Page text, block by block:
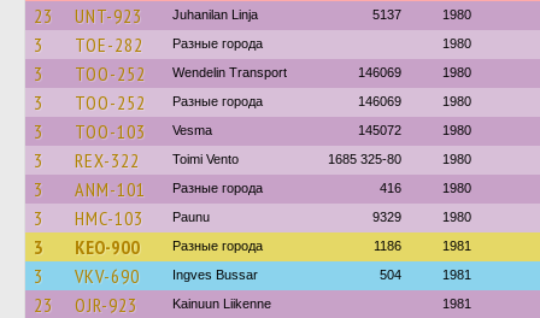
23 UNT-923 Juhanilan Linja 5137 1980
3 TOE-282 Разные города 1980
3 TOO-252 Wendelin Transport 146069 1980
3 TOO-252 Разные города 146069 1980
3 TOO-103 Vesma 145072 1980
3 REX-322 Toimi Vento 1685 325-80 1980
3 ANM-101 Разные города 416 1980
3 HMC-103 Paunu 9329 1980
3 KEO-900 Разные города 1186 1981
3 VKV-690 Ingves Bussar 504 1981
23 OJR-923 Kainuun Liikenne 1981